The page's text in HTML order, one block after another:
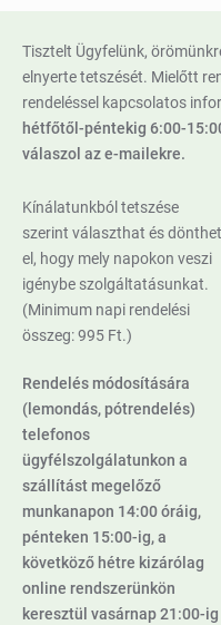
Tisztelt Ügyfelünk,
elnyerte tetszését. Mielőtt
rendeléssel kapcsolatos
hétfőtől-péntekig 6:00-
válaszol az e-mailekre.
Kínálatunkból tetszése
szerint választhat és
el, hogy mely napokon veszi
igénybe szolgáltatásunkat.
(Minimum napi rendelési
összeg: 995 Ft.)
Rendelés módosítására
(lemondás, pótrendelés)
telefonos
ügyfélszolgálatunkon a
szállítást megelőző
munkanapon 14:00 óráig,
pénteken 15:00-ig, a
követköző hétre kizárólag
online rendszerünkön
keresztül vasárnap 21:00-ig